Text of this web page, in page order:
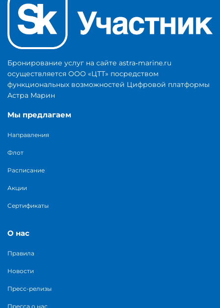
Бронирование услуг на сайте astra‑marine.ru
осуществляется ООО «ЦТТ» посредством
функциональных возможностей Цифровой платформы
Астра Марин
Мы предлагаем
Направления
Флот
Расписание
Акции
Сертификаты
О нас
Правила
Новости
Пресс-релизы
Пресса о нас